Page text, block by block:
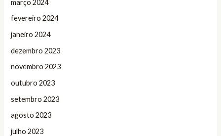
março 2024
fevereiro 2024
janeiro 2024
dezembro 2023
novembro 2023
outubro 2023
setembro 2023
agosto 2023
julho 2023